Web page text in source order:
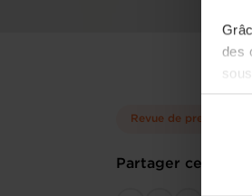
des
Il
du
Revue de presse
Partager cet